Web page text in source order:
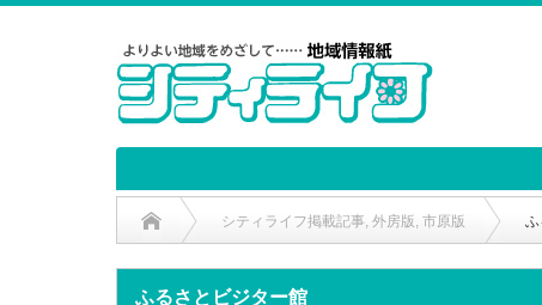
シティライフ掲載記事, 外房版 , 市原版
ふるさとビジター館